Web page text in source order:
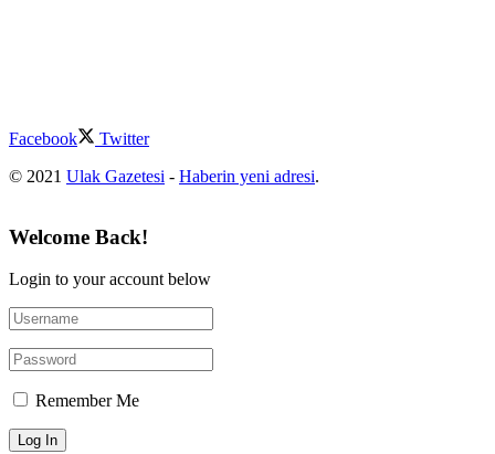
Facebook
Twitter
© 2021 Ulak Gazetesi - Haberin yeni adresi.
Welcome Back!
Login to your account below
Remember Me